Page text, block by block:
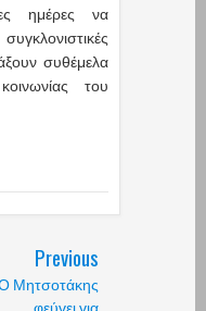
ημέρες να
συθέμελα
του
Previous
Μητσοτάκης
φεύγει για